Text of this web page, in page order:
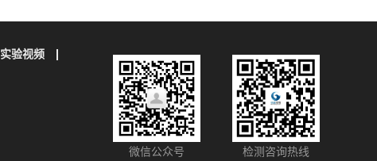
微信公众号 检测咨询热线
实验视频